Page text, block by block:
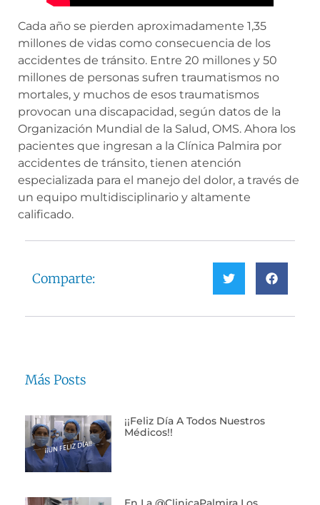
Cada año se pierden aproximadamente 1,35
millones de vidas como consecuencia de los
accidentes de tránsito. Entre 20 millones y 50
millones de personas sufren traumatismos no
mortales, y muchos de esos traumatismos
provocan una discapacidad, según datos de la
Organización Mundial de la Salud, OMS. Ahora los
pacientes que ingresan a la Clínica Palmira por
accidentes de tránsito, tienen atención
especializada para el manejo del dolor, a través de
un equipo multidisciplinario y altamente
calificado.
Comparte:
Más Posts
¡¡Feliz Día A Todos Nuestros
Médicos!!